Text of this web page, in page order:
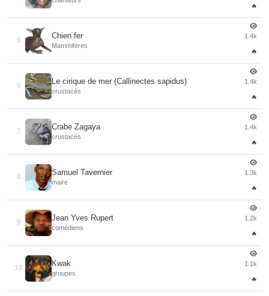
🔥
5
Chien fer
Mammifères
1.4k
🔥
6
Le cirique de mer (Callinectes sapidus)
crustacés
1.4k
🔥
7
Crabe Zagaya
crustacés
1.4k
🔥
8
Samuel Tavernier
maire
1.3k
🔥
9
Jean Yves Rupert
comédiens
1.2k
🔥
10
Kwak
groupes
1.1k
🔥